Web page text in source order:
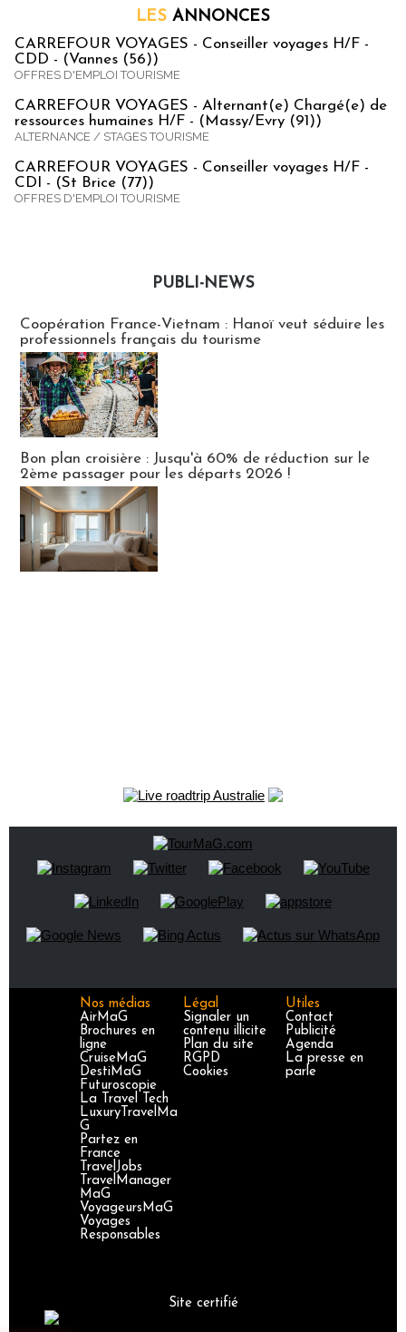
LES ANNONCES
CARREFOUR VOYAGES - Conseiller voyages H/F -
CDD - (Vannes (56))
OFFRES D'EMPLOI TOURISME
CARREFOUR VOYAGES - Alternant(e) Chargé(e) de
ressources humaines H/F - (Massy/Evry (91))
ALTERNANCE / STAGES TOURISME
CARREFOUR VOYAGES - Conseiller voyages H/F -
CDI - (St Brice (77))
OFFRES D'EMPLOI TOURISME
PUBLI-NEWS
Coopération France-Vietnam : Hanoï veut séduire les
professionnels français du tourisme
Bon plan croisière : Jusqu'à 60% de réduction sur le
2ème passager pour les départs 2026 !
Nos médias
AirMaG
Brochures en
ligne
CruiseMaG
DestiMaG
Futuroscopie
La Travel Tech
LuxuryTravelMa
G
Partez en
France
TravelJobs
TravelManager
MaG
VoyageursMaG
Voyages
Responsables
Légal
Signaler un
contenu illicite
Plan du site
RGPD
Cookies
Utiles
Contact
Publicité
Agenda
La presse en
parle
Site certifié